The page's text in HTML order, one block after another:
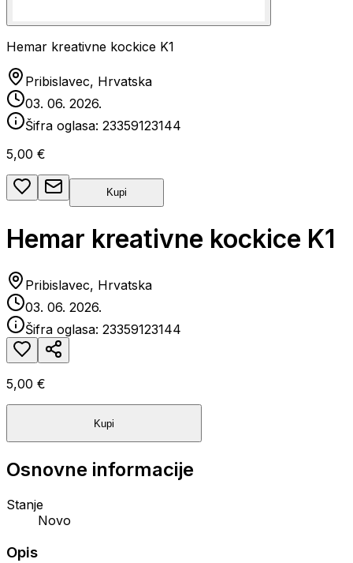
Hemar kreativne kockice K1
Pribislavec, Hrvatska
03. 06. 2026.
Šifra oglasa: 23359123144
5,00 €
Kupi
Hemar kreativne kockice K1
Pribislavec, Hrvatska
03. 06. 2026.
Šifra oglasa: 23359123144
5,00 €
Kupi
Osnovne informacije
Stanje
Novo
Opis